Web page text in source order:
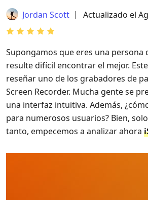
Jordan Scott Actualizado el
Supongamos que eres una
resulte difícil encontrar el mejor.
reseñar uno de los grabadores de
Screen Recorder. Mucha gente se
una interfaz intuitiva. Además,
para numerosos usuarios? Bien,
tanto, empecemos a analizar ahora